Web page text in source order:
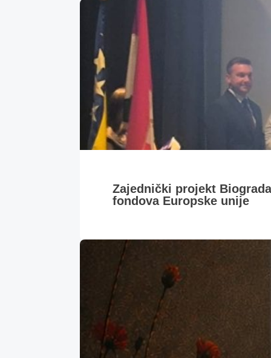
Zajednički projekt
fondova Europske unije